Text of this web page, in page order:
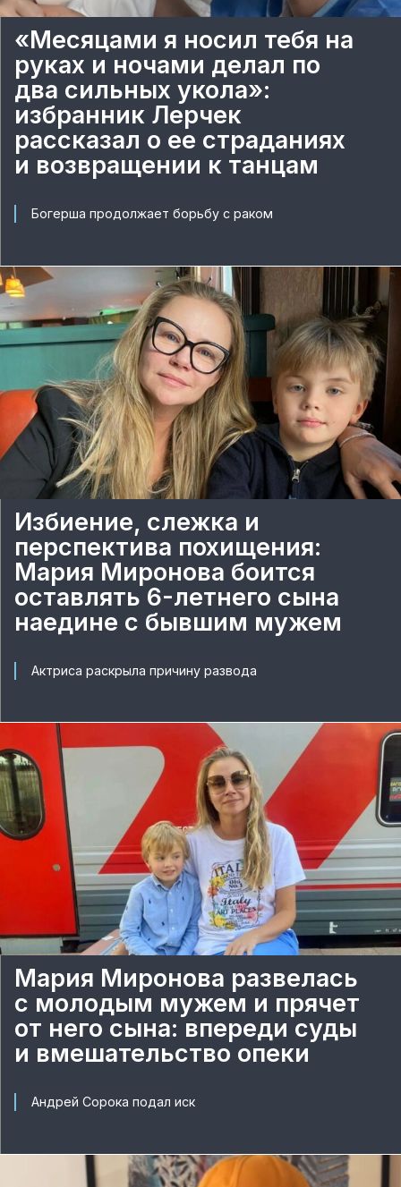
«Месяцами я носил тебя на
руках и ночами делал по
два сильных укола»:
избранник Лерчек
рассказал о ее страданиях
и возвращении к танцам
Богерша продолжает борьбу с раком
Избиение, слежка и
перспектива похищения:
Мария Миронова боится
оставлять 6-летнего сына
наедине с бывшим мужем
Актриса раскрыла причину развода
Мария Миронова развелась
с молодым мужем и прячет
от него сына: впереди суды
и вмешательство опеки
Андрей Сорока подал иск